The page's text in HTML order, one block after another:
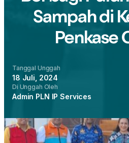
Sampah di
Penkase
Tanggal Unggah
18 Juli, 2024
Di Unggah Oleh
Admin PLN IP Services